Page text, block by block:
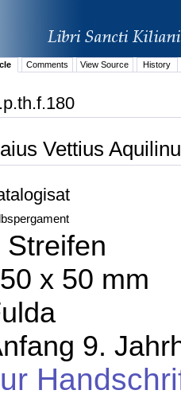
Comments View Source History
Vettius
Streifen
x 50 mm
9.